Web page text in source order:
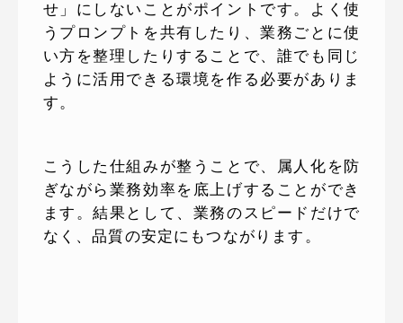
せ」にしないことがポイントです。よく使
うプロンプトを共有したり、業務ごとに使
い方を整理したりすることで、誰でも同じ
ように活用できる環境を作る必要がありま
す。
こうした仕組みが整うことで、属人化を防
ぎながら業務効率を底上げすることができ
ます。結果として、業務のスピードだけで
なく、品質の安定にもつながります。